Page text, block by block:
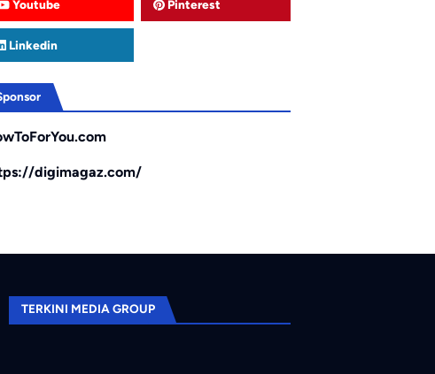
Youtube Pinterest
Linkedin
digimagaz.com/
TERKINI MEDIA GROUP